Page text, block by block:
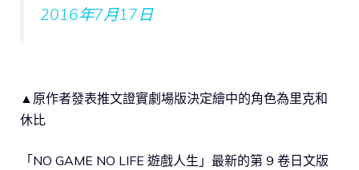
2016年7月17日
▲原作者發表推文證實劇場版決定繪中的角色為里克和
休比
「NO GAME NO LIFE 遊戲人生」最新的第 9 卷日文版